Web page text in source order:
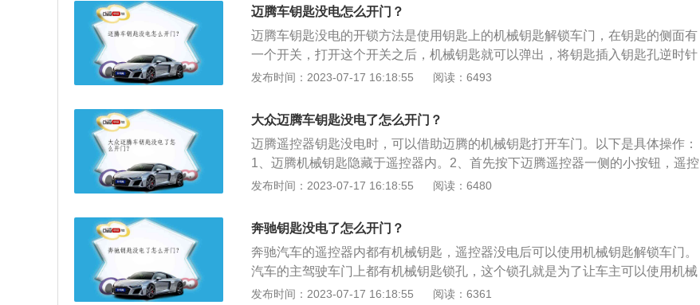
迈腾车钥匙没电怎么开门？
迈腾车钥匙没电的开锁方法是使用钥匙上的机械钥匙解锁车门，在钥匙的侧面有
一个开关，打开这个开关之后，机械钥匙就可以弹出，将钥匙插入钥匙孔逆时针
为开锁，顺时针为关锁。以下是关于迈腾的相关介绍：1、迈腾为一汽大众旗下
为2871mm，搭载7挡双离合变速箱。2、该车的最高车速达到每小时208千米，
油箱容积为66L，发动机最大扭矩为250牛米，最大扭矩转速为每分钟1750至300
0转。
发布时间：2023-07-17 16:18:55 阅读：6493
大众迈腾车钥匙没电了怎么开门？
迈腾遥控器钥匙没电时，可以借助迈腾的机械钥匙打开车门。以下是具体操作：
1、迈腾机械钥匙隐藏于遥控器内。2、首先按下迈腾遥控器一侧的小按钮，遥控
器顶端便会自动弹出一小节，用手抓住弹出的部分，拔出来就可以看到机械钥
可以发现，塑料盖下方有一个长方形的小口子，用机械钥匙或一字螺丝刀深入这
个豁口内，稍微用点力向上撬，打开机械锁盖就能看到机械钥匙孔。4、再将机
械钥匙插入钥匙孔内，向左旋转一圈，拉一下主驾驶门把手，就可以在遥控器没
电的情况下应急打开迈腾的车门。5、遥控器钥匙没电锁止车门的方法:下车后，
关上车门，把备用钥匙插入机械钥匙锁孔内，向右旋转一圈，拔出机械钥匙，即
发布时间：2023-07-17 16:18:55 阅读：6480
奔驰钥匙没电了怎么开门？
奔驰汽车的遥控器内都有机械钥匙，遥控器没电后可以使用机械钥匙解锁车门。
汽车的主驾驶车门上都有机械钥匙锁孔，这个锁孔就是为了让车主可以使用机械
钥匙解锁车门。以下关于奔驰钥匙换电池的方法：在奔驰汽车的车钥匙头盖上有
发布时间：2023-07-17 16:18:55 阅读：6361